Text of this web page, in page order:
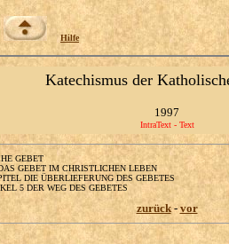
Hilfe
Katechismus der
1997
IntraText - Text
GEBET
GEBET IM CHRISTLICHEN LEBEN
DIE ÜBERLIEFERUNG DES GEBETES
5 DER WEG DES GEBETES
zurück-vor